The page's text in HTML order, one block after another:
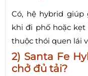
Có, hệ hybrid
khi đi phố hoặc
thuộc thói quen lái
2) Santa Fe
chở đủ tải?